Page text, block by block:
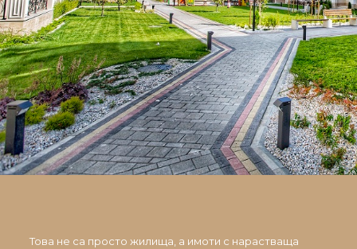
Това не са просто жилища, а имоти с нарастваща